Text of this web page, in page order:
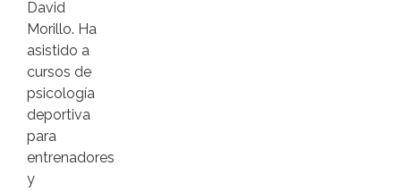
David
Morillo. Ha
asistido a
cursos de
psicología
deportiva
para
entrenadores
y